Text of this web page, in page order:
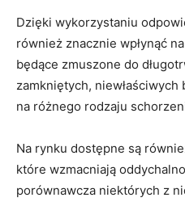
Dzięki wykorzystaniu
⁤również znacznie wpłynąć
będące zmuszone do⁣
zamkniętych, niewłaściwych
na różnego rodzaju
Na⁣ rynku dostępne są
które‍ wzmacniają
porównawcza niektórych ‍z